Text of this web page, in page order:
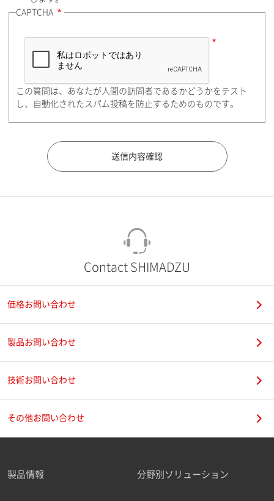
住所検索
都道府県（勤務先）
ご勤務先
CAPTCHA
この質問は、あなたが人間の訪問者であるかどうかをテスト
し、自動化されたスパム投稿を防止するためのものです。
Contact SHIMADZU
価格お問い合わせ
製品お問い合わせ
技術お問い合わせ
その他お問い合わせ
製品情報 分野別ソリューション